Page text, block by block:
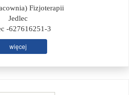
Fizjoterapii
Jedlec
-627616251-3
więcej